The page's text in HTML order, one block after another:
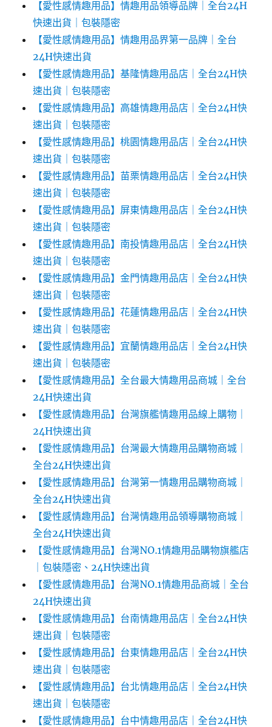
【愛性感情趣用品】情趣用品領導品牌｜全台24H
快速出貨｜包裝隱密
【愛性感情趣用品】情趣用品界第一品牌｜全台
24H快速出貨
【愛性感情趣用品】基隆情趣用品店｜全台24H快
速出貨｜包裝隱密
【愛性感情趣用品】高雄情趣用品店｜全台24H快
速出貨｜包裝隱密
【愛性感情趣用品】桃園情趣用品店｜全台24H快
速出貨｜包裝隱密
【愛性感情趣用品】苗栗情趣用品店｜全台24H快
速出貨｜包裝隱密
【愛性感情趣用品】屏東情趣用品店｜全台24H快
速出貨｜包裝隱密
【愛性感情趣用品】南投情趣用品店｜全台24H快
速出貨｜包裝隱密
【愛性感情趣用品】金門情趣用品店｜全台24H快
速出貨｜包裝隱密
【愛性感情趣用品】花蓮情趣用品店｜全台24H快
速出貨｜包裝隱密
【愛性感情趣用品】宜蘭情趣用品店｜全台24H快
速出貨｜包裝隱密
【愛性感情趣用品】全台最大情趣用品商城｜全台
24H快速出貨
【愛性感情趣用品】台灣旗艦情趣用品線上購物｜
24H快速出貨
【愛性感情趣用品】台灣最大情趣用品購物商城｜
全台24H快速出貨
【愛性感情趣用品】台灣第一情趣用品購物商城｜
全台24H快速出貨
【愛性感情趣用品】台灣情趣用品領導購物商城｜
全台24H快速出貨
【愛性感情趣用品】台灣NO.1情趣用品購物旗艦店
｜包裝隱密、24H快速出貨
【愛性感情趣用品】台灣NO.1情趣用品商城｜全台
24H快速出貨
【愛性感情趣用品】台南情趣用品店｜全台24H快
速出貨｜包裝隱密
【愛性感情趣用品】台東情趣用品店｜全台24H快
速出貨｜包裝隱密
【愛性感情趣用品】台北情趣用品店｜全台24H快
速出貨｜包裝隱密
【愛性感情趣用品】台中情趣用品店｜全台24H快